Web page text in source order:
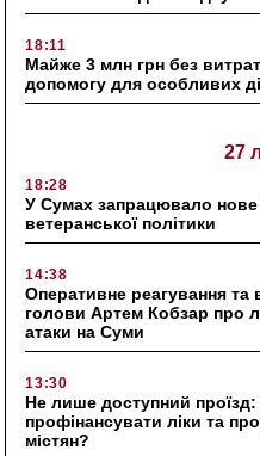
18:11
Майже 3 млн грн без
допомогу для особливих
27
18:28
У Сумах запрацювало нове
ветеранської політики
14:38
Оперативне реагування та
голови Артем Кобзар про
атаки на Суми
13:30
Не лише доступний
профінансувати ліки та
містян?